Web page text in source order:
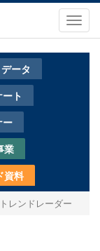
データ
ト
ー
業
資料
レンドレーダー